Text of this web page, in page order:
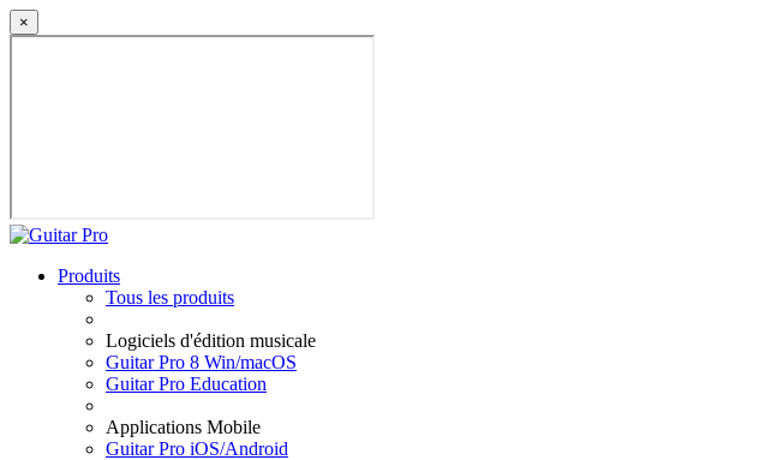
×
Produits
Tous les produits
Logiciels d'édition musicale
Guitar Pro 8 Win/macOS
Guitar Pro Education
Applications Mobile
Guitar Pro iOS/Android